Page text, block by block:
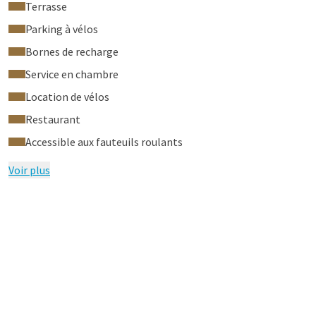
Terrasse
Parking à vélos
Bornes de recharge
Service en chambre
Location de vélos
Restaurant
Accessible aux fauteuils roulants
Voir plus